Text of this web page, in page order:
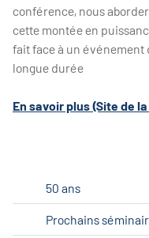
conférence, nous
cette montée en
fait face à un événement
longue durée
En savoir plus (Site de la
50 ans
Prochains